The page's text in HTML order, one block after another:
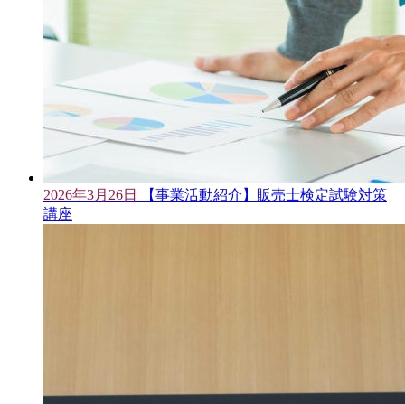
2026年3月26日
【事業活動紹介】販売士検定試験対策
講座